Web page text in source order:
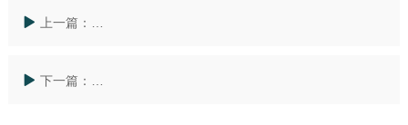
上一篇： 龙山源人文纪念园解读「上海陵园有哪些」：把选择写
下一篇： 从「上海墓地多少岁可以买」读懂龙山源：人文纪念园